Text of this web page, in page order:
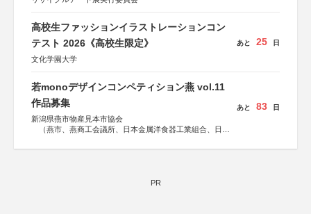
高校生ファッションイラストレーションコン
テスト 2026《高校生限定》
文化学園大学
あと 25 日
若monoデザインコンペティション燕 vol.11
作品募集
新潟県燕市物産見本市協会
（燕市、燕商工会議所、日本金属洋食器工業組合、日本
あと 83 日
PR